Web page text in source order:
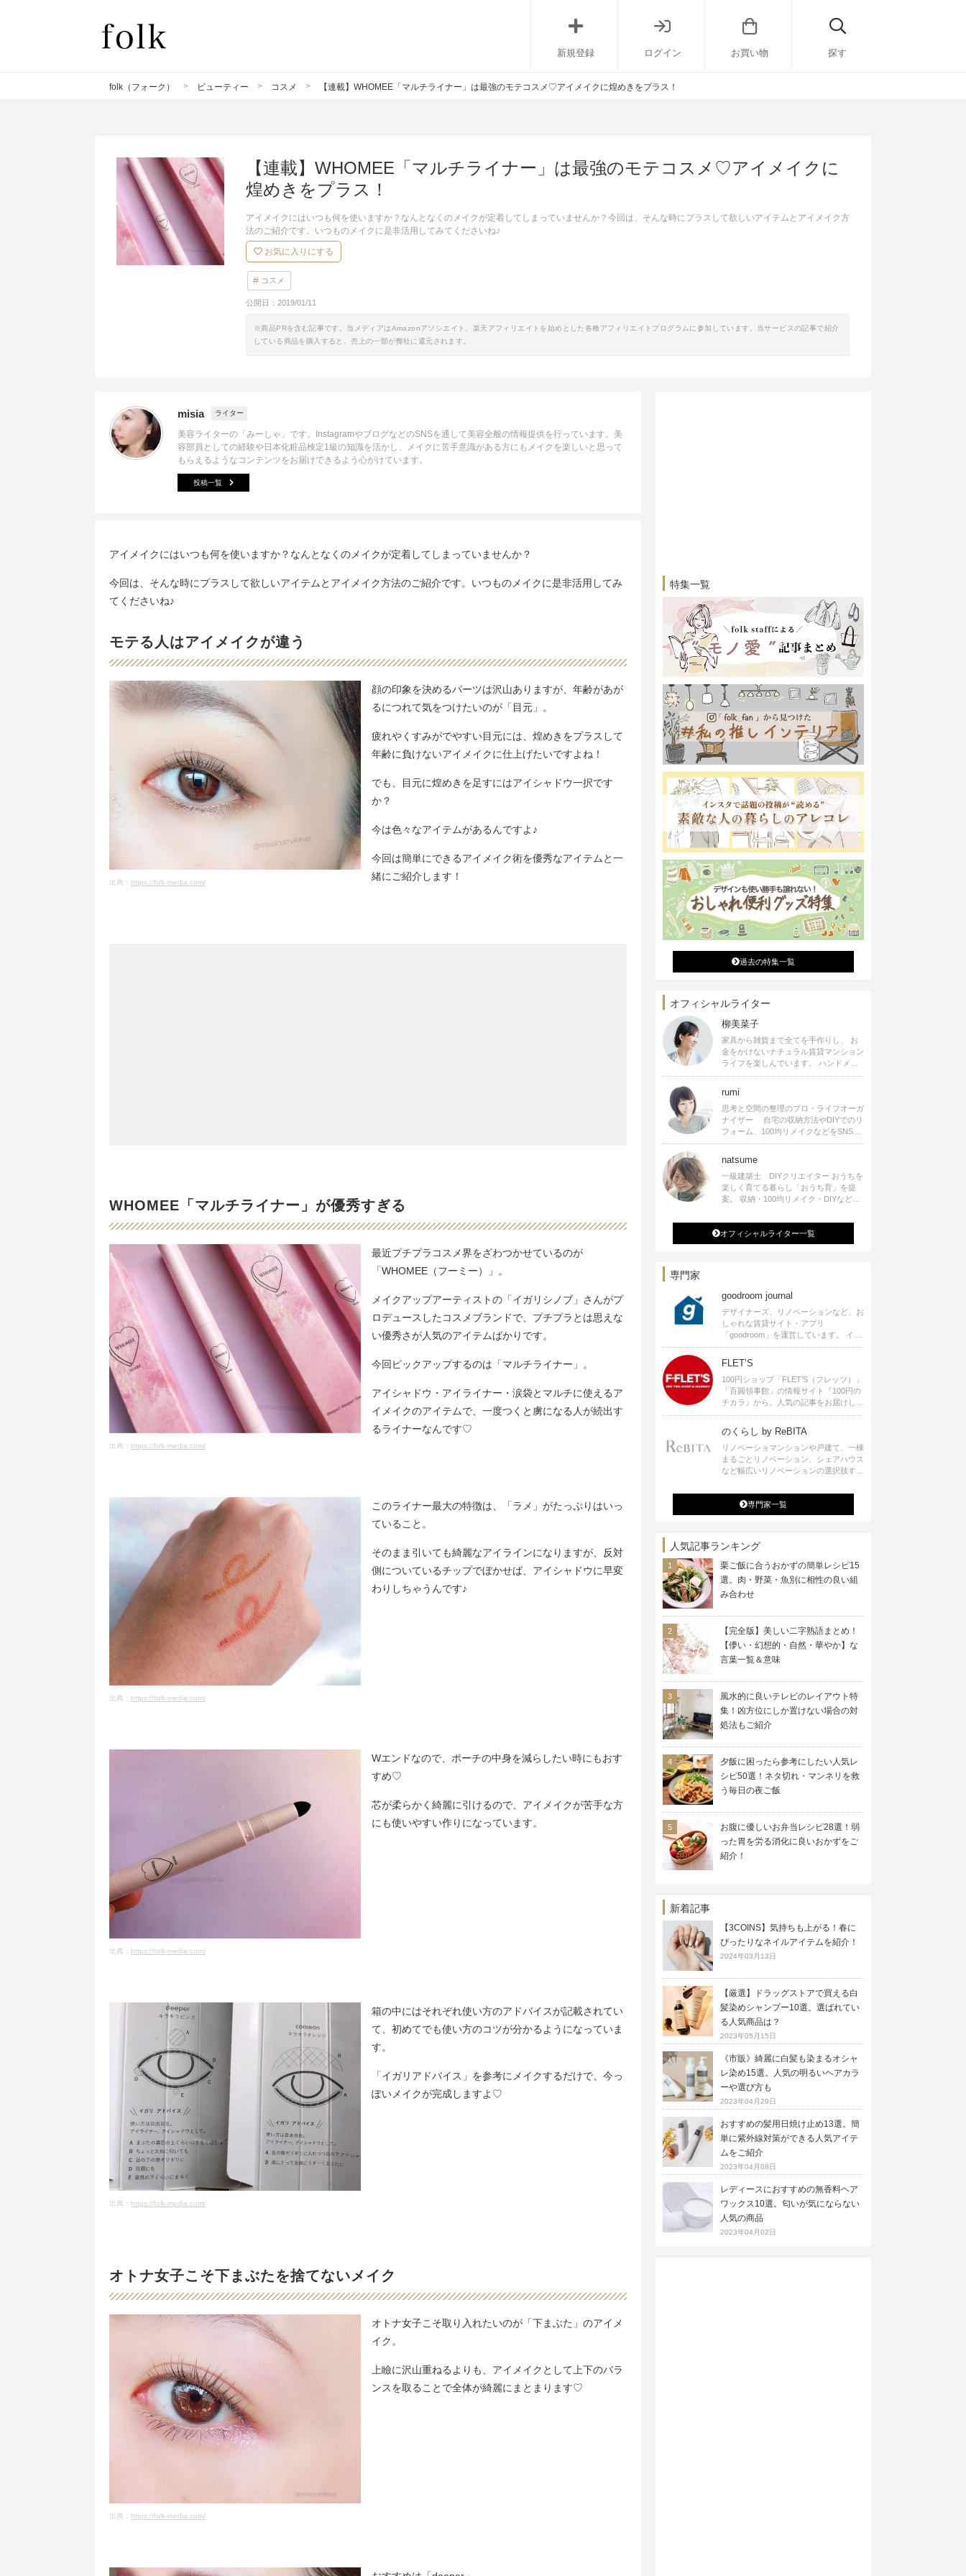
新規登録 ログイン お買い物 探す
folk（フォーク） ビューティー コスメ 【連載】WHOMEE「マルチライナー」は最強のモテコスメ♡アイメイクに煌めきをプラス！
【連載】WHOMEE「マルチライナー」は最強のモテコスメ♡アイメイクに
煌めきをプラス！
アイメイクにはいつも何を使いますか？なんとなくのメイクが定着してしまっていませんか？今回は、そんな時にプラスして欲しいアイテムとアイメイク方
法のご紹介です。いつものメイクに是非活用してみてくださいね♪
お気に入りにする
コスメ
公開日： 2019/01/11
※商品PRを含む記事です。当メディアはAmazonアソシエイト、楽天アフィリエイトを始めとした各種アフィリエイトプログラムに参加しています。当サービスの記事で紹介
している商品を購入すると、売上の一部が弊社に還元されます。
misia ライター
美容ライターの「みーしゃ」です。InstagramやブログなどのSNSを通して美容全般の情報提供を行っています。美
容部員としての経験や日本化粧品検定1級の知識を活かし、メイクに苦手意識がある方にもメイクを楽しいと思って
もらえるようなコンテンツをお届けできるよう心がけています。
投稿一覧
アイメイクにはいつも何を使いますか？なんとなくのメイクが定着してしまっていませんか？
今回は、そんな時にプラスして欲しいアイテムとアイメイク方法のご紹介です。いつものメイクに是非活用してみ
てくださいね♪
モテる人はアイメイクが違う
出典： https://folk-media.com/
顔の印象を決めるパーツは沢山ありますが、年齢があが
るにつれて気をつけたいのが「目元」。
疲れやくすみがでやすい目元には、煌めきをプラスして
年齢に負けないアイメイクに仕上げたいですよね！
でも、目元に煌めきを足すにはアイシャドウ一択です
か？
今は色々なアイテムがあるんですよ♪
今回は簡単にできるアイメイク術を優秀なアイテムと一
緒にご紹介します！
WHOMEE「マルチライナー」が優秀すぎる
出典： https://folk-media.com/
最近プチプラコスメ界をざわつかせているのが
「WHOMEE（フーミー）」。
メイクアップアーティストの「イガリシノブ」さんがプ
ロデュースしたコスメブランドで、プチプラとは思えな
い優秀さが人気のアイテムばかりです。
今回ピックアップするのは「マルチライナー」。
アイシャドウ・アイライナー・涙袋とマルチに使えるア
イメイクのアイテムで、一度つくと虜になる人が続出す
るライナーなんです♡
出典： https://folk-media.com/
このライナー最大の特徴は、「ラメ」がたっぷりはいっ
ていること。
そのまま引いても綺麗なアイラインになりますが、反対
側についているチップでぼかせば、アイシャドウに早変
わりしちゃうんです♪
出典： https://folk-media.com/
Wエンドなので、ポーチの中身を減らしたい時にもおす
すめ♡
芯が柔らかく綺麗に引けるので、アイメイクが苦手な方
にも使いやすい作りになっています。
出典： https://folk-media.com/
箱の中にはそれぞれ使い方のアドバイスが記載されてい
て、初めてでも使い方のコツが分かるようになっていま
す。
「イガリアドバイス」を参考にメイクするだけで、今っ
ぽいメイクが完成しますよ♡
オトナ女子こそ下まぶたを捨てないメイク
出典： https://folk-media.com/
オトナ女子こそ取り入れたいのが「下まぶた」のアイメ
イク。
上瞼に沢山重ねるよりも、アイメイクとして上下のバラ
ンスを取ることで全体が綺麗にまとまります♡
特集一覧
過去の特集一覧
オフィシャルライター
柳美菜子
家具から雑貨まで全てを手作りし、 お
金をかけないナチュラル賃貸マンション
ライフを楽しんでいます。 ハンドメイ
ド雑貨やインテリアに関する著書も出
ます。
rumi
思考と空間の整理のプロ・ライフオーガ
ナイザー 自宅の収納方法やDIYでのリ
フォーム、100均リメイクなどをSNSで
公開中。 収納やリメイク、インテリア
シピ提供、店舗プロデュース 2016年９
月に宝島社より【Rumiのおうち時間を
楽しむインテリア】を出版しました。
natsume
一級建築士 DIYクリエイター おうちを
楽しく育てる暮らし「おうち育」を提
案。 収納・100均リメイク・DIYなどお
発信中。 著書 なつめさんちの新しい
のになつかしいアンティークな部屋つく
り 雑誌掲載・TV出演・コラム執筆・
オフィシャルライター一覧
専門家
goodroom journal
デザイナーズ、リノベーションなど、お
しゃれな賃貸サイト・アプリ
「goodroom」を運営しています。 イン
テリアや、ひとり暮らし、ふたり暮らし
のアイディアなど、賃貸でも自分らしい
暮らしを楽しむためのヒントをお届けし
ます。
FLET’S
100円ショップ「FLET’S（フレッツ）」
「百圓領事館」の情報サイト『100円の
チカラ』から、人気の記事をお届けしま
す。
のくらし by ReBITA
リノベーショマンションや戸建て、一棟
まるごとリノベーション、シェアハウス
など幅広いリノベーションの選択肢すべ
ジ・シェアスペースなど、「住む」だけ
ではなく「働く」「遊ぶ」「学ぶ」「旅
する」といった領域でも、暮らしや生き
専門家一覧
人気記事ランキング
栗ご飯に合うおかずの簡単レシピ15
選。肉・野菜・魚別に相性の良い組
み合わせ
【完全版】美しい二字熟語まとめ！
【儚い・幻想的・自然・華やか】な
言葉一覧＆意味
風水的に良いテレビのレイアウト特
集！凶方位にしか置けない場合の対
処法もご紹介
夕飯に困ったら参考にしたい人気レ
シピ50選！ネタ切れ・マンネリを救
う毎日の夜ご飯
お腹に優しいお弁当レシピ28選！弱
った胃を労る消化に良いおかずをご
紹介！
新着記事
【3COINS】気持ちも上がる！春に
ぴったりなネイルアイテムを紹介！
2024年03月13日
【厳選】ドラッグストアで買える白
髪染めシャンプー10選。選ばれてい
る人気商品は？
2023年05月15日
《市販》綺麗に白髪も染まるオシャ
レ染め15選。人気の明るいヘアカラ
ーや選び方も
2023年04月29日
おすすめの髪用日焼け止め13選。簡
単に紫外線対策ができる人気アイテ
ムをご紹介
2023年04月08日
レディースにおすすめの無香料ヘア
ワックス10選。匂いが気にならない
人気の商品
2023年04月02日